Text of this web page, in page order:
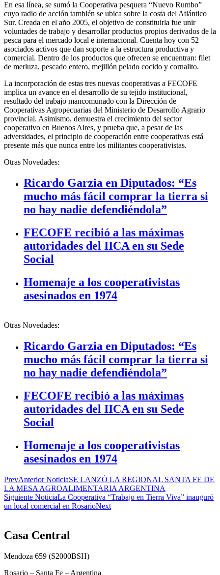
En esa línea, se sumó la Cooperativa pesquera “Nuevo Rumbo”
cuyo radio de acción también se ubica sobre la costa del Atlántico
Sur. Creada en el año 2005, el objetivo de constituirla fue unir
voluntades de trabajo y desarrollar productos propios derivados de la
pesca para el mercado local e internacional. Cuenta hoy con 52
asociados activos que dan soporte a la estructura productiva y
comercial. Dentro de los productos que ofrecen se encuentran: filet
de merluza, pescado entero, mejillón pelado cocido y cornalito.
La incorporación de estas tres nuevas cooperativas a FECOFE
implica un avance en el desarrollo de su tejido institucional,
resultado del trabajo mancomunado con la Dirección de
Cooperativas Agropecuarias del Ministerio de Desarrollo Agrario
provincial. Asimismo, demuestra el crecimiento del sector
cooperativo en Buenos Aires, y prueba que, a pesar de las
adversidades, el principio de cooperación entre cooperativas está
presente más que nunca entre los militantes cooperativistas.
Otras Novedades:
Ricardo Garzia en Diputados: “Es
mucho más fácil comprar la tierra si
no hay nadie defendiéndola”
FECOFE recibió a las máximas
autoridades del IICA en su Sede
Social
Homenaje a los cooperativistas
asesinados en 1974
Otras Novedades:
Ricardo Garzia en Diputados: “Es
mucho más fácil comprar la tierra si
no hay nadie defendiéndola”
FECOFE recibió a las máximas
autoridades del IICA en su Sede
Social
Homenaje a los cooperativistas
asesinados en 1974
PrevAnterior NoticiaSE LANZÓ LA REGIONAL SANTA FE DE
LA MESA AGROALIMENTARIA ARGENTINA
Siguiente NoticiaLa Cooperativa “Trabajo en Tierra Viva” inauguró
un local comercial en RosarioNext
Casa Central
Mendoza 659 (S2000BSH)
Rosario – Santa Fe – Argentina